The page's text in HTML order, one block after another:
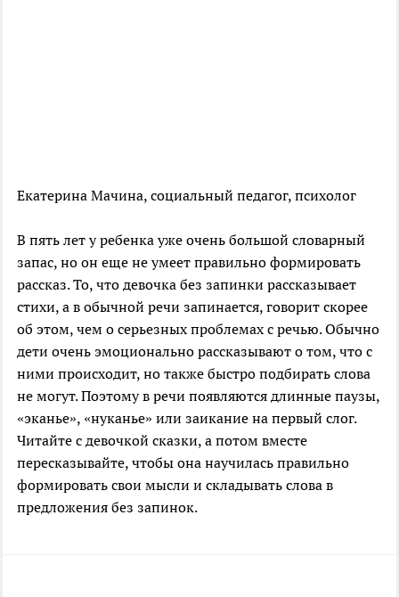
Екатерина Мачина, социальный педагог, психолог
В пять лет у ребенка уже очень большой словарный
запас, но он еще не умеет правильно формировать
рассказ. То, что девочка без запинки рассказывает
стихи, а в обычной речи запинается, говорит скорее
об этом, чем о серьезных проблемах с речью. Обычно
дети очень эмоционально рассказывают о том, что с
ними происходит, но также быстро подбирать слова
не могут. Поэтому в речи появляются длинные паузы,
«эканье», «нуканье» или заикание на первый слог.
Читайте с девочкой сказки, а потом вместе
пересказывайте, чтобы она научилась правильно
формировать свои мысли и складывать слова в
предложения без запинок.